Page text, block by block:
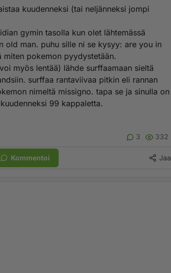
kuudenneksi (tai neljänneksi jompi
gymin tasolla kun olet lähtemässä
old man. puhu sille ni se kysyy: are you in
miten pokemon pyydystetään.
myös lentää) lähde surffaamaan sieltä
surffaa rantaviivaa pitkin eli rannan
nimeltä missigno. tapa se ja sinulla on
99 kappaletta.
3 332
Kommentoi Jaa